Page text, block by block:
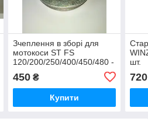
Зчеплення в зборі для
мотокоси ST FS
120/200/250/400/450/480 -
450₴
Купити
шт.
720